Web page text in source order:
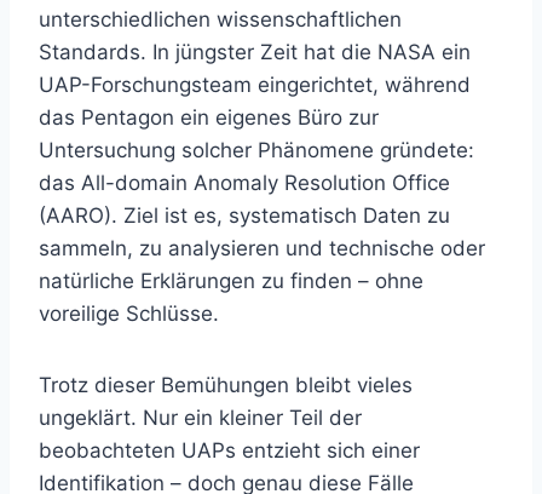
unterschiedlichen wissenschaftlichen
Standards. In jüngster Zeit hat die NASA ein
UAP-Forschungsteam eingerichtet, während
das Pentagon ein eigenes Büro zur
Untersuchung solcher Phänomene gründete:
das All-domain Anomaly Resolution Office
(AARO). Ziel ist es, systematisch Daten zu
sammeln, zu analysieren und technische oder
natürliche Erklärungen zu finden – ohne
voreilige Schlüsse.
Trotz dieser Bemühungen bleibt vieles
ungeklärt. Nur ein kleiner Teil der
beobachteten UAPs entzieht sich einer
Identifikation – doch genau diese Fälle